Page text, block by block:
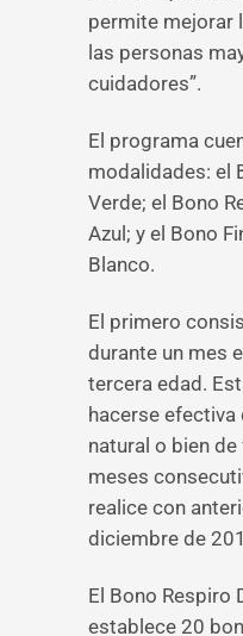
permite mejorar
las personas
cuidadores”.
El programa
modalidades: el
Verde; el Bono
Azul; y el Bono
Blanco.
El primero
durante un mes
tercera edad.
hacerse efectiva
natural o bien
meses
realice con
diciembre de
El Bono Respiro
establece 20